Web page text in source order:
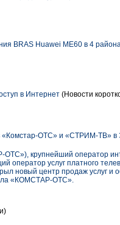
BRAS Huawei ME60 в 4
в Интернет (Новости
«Комстар-ОТС» и «СТРИМ-ТВ» в
крупнейший оператор
услуг платного
центр продаж услуг и
«КОМСТАР-ОТС».